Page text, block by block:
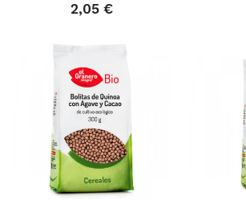
2,05 €